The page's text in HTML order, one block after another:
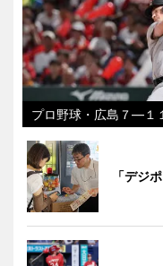
プロ野球・広島７―１
「デジ